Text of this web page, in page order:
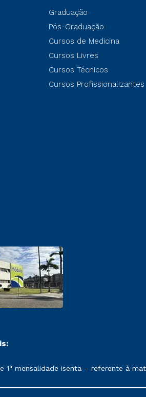
Graduação
Pós-Graduação
Cursos de Medicina
Cursos Livres
Cursos Técnicos
Cursos Profissionalizantes
conforme exposto no contrato
isenta – referente à